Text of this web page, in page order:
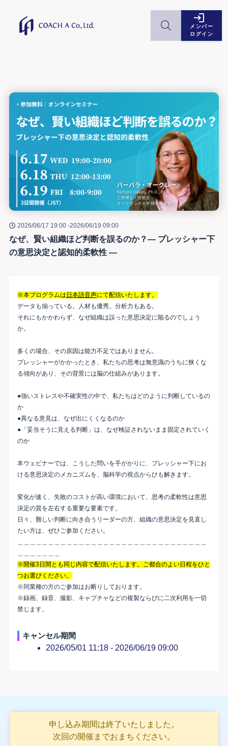
メンバー
ログイン
2026/06/17 19:00 -2026/06/19 09:00
なぜ、賢い組織ほど判断を誤るのか？― プレッシャー下
の意思決定と認知的柔軟性 ―
※本プログラムは 日本語音声にて配信いたします。
データも揃っている。人材も優秀。分析力もある。
それにもかかわらず、なぜ組織は誤った意思決定に陥るのでしょう
か。
多くの場合、その原因は能力不足ではありません。
プレッシャーがかかったとき、私たちの思考は無意識のうちに狭くな
る傾向があり、その背景には脳の仕組みがあります。
●強いストレスや不確実性の中で、私たちはどのように判断しているの
か
●異なる意見は、なぜ出にくくなるのか
●「妥当そうに見える判断」は、なぜ検証されないまま固定されていく
のか
本ウェビナーでは、こうした問いを手がかりに、プレッシャー下にお
ける意思決定のメカニズムを、脳科学の視点からひも解きます。
変化が速く、失敗のコストが高い環境において、思考の柔軟性は意思
決定の質を左右する重要な要素です。
日々、難しい判断に向き合うリーダーの方、組織の意思決定を見直し
たい方は、ぜひご参加ください。
※開催3日間とも同じ内容で配信いたします。ご都合のよい日程をひと
つお選びください。
※同業種の方のご参加はお断りしております。
※録画、録音、撮影、キャプチャなどの複製ならびに二次利用を一切
禁じます。
キャンセル期間
2026/05/01 11:18 - 2026/06/19 09:00
申し込み期間は終了いたしました。
次回の開催までおまちください。